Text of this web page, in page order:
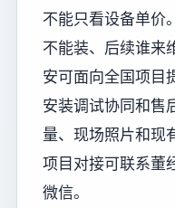
不能只看设备单价
不能装、后续谁来
安可面向全国项目
安装调试协同和售
量、现场照片和现
项目对接可联系董
微信。